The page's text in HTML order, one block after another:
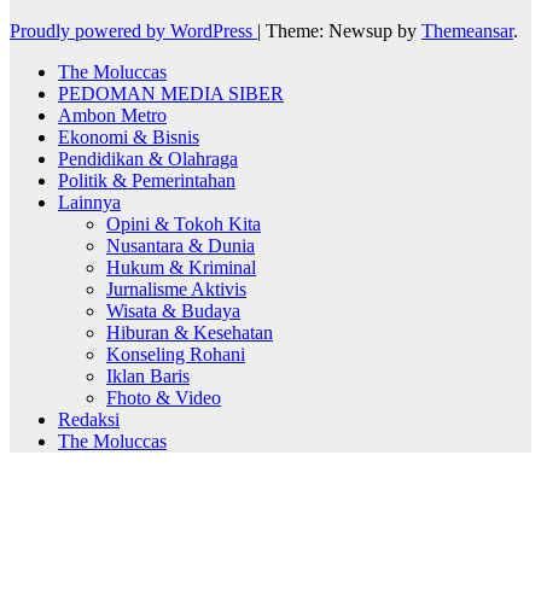
Proudly powered by WordPress | Theme: Newsup by Themeansar.
The Moluccas
PEDOMAN MEDIA SIBER
Ambon Metro
Ekonomi & Bisnis
Pendidikan & Olahraga
Politik & Pemerintahan
Lainnya
Opini & Tokoh Kita
Nusantara & Dunia
Hukum & Kriminal
Jurnalisme Aktivis
Wisata & Budaya
Hiburan & Kesehatan
Konseling Rohani
Iklan Baris
Fhoto & Video
Redaksi
The Moluccas